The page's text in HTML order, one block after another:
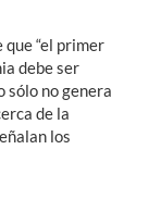
que “el primer
debe ser
sólo no genera
de la
los